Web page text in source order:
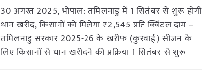
30 अगस्त 2025, भोपाल: तमिलनाडु में 1 सितंबर से शुरू होगी
धान खरीद, किसानों को मिलेगा ₹2,545 प्रति क्विंटल दाम –
तमिलनाडु सरकार 2025-26 के खरीफ (कुरवाई) सीजन के
लिए किसानों से धान खरीदने की प्रक्रिया 1 सितंबर से शुरू